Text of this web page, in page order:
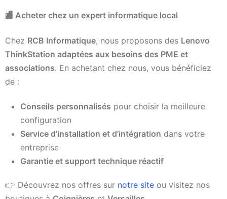
🏬 Acheter chez un expert informatique local
Chez RCB Informatique, nous proposons des Lenovo
ThinkStation adaptées aux besoins des PME et
associations. En achetant chez nous, vous bénéficiez
de :
Conseils personnalisés pour choisir la meilleure
configuration
Service d’installation et d’intégration dans votre
entreprise
Garantie et support technique réactif
👉 Découvrez nos offres sur notre site ou visitez nos